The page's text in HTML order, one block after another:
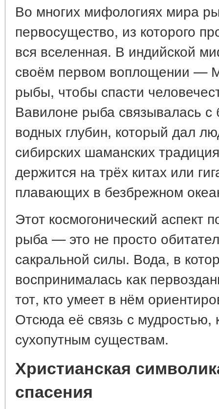
Во многих мифологиях мира
первосущество, из которого
вся вселенная. В индийской
своём первом воплощении —
рыбы, чтобы спасти
Вавилоне рыба связывалась
водных глубин, который дал
сибирских шаманских
держится на трёх китах или
плавающих в безбрежном
Этот космогонический аспект
рыба — это не просто
сакральной силы. Вода, в
воспринималась как
тот, кто умеет в нём
Отсюда её связь с мудростью,
сухопутным существам.
Христианская
спасения